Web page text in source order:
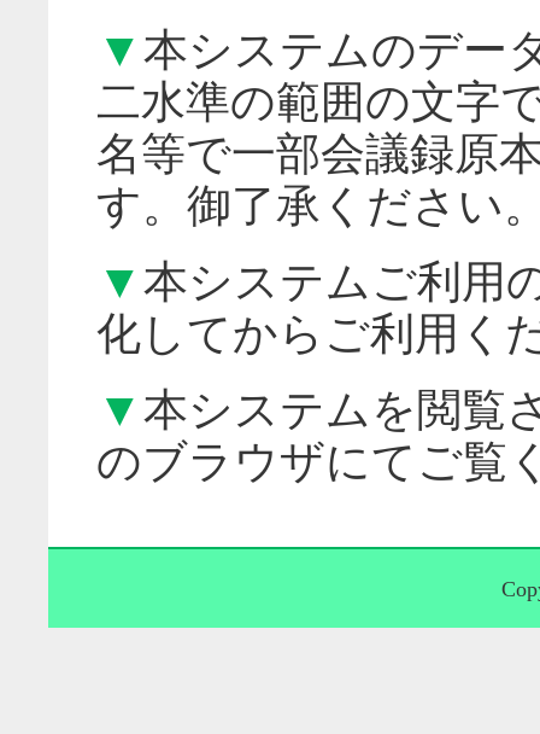
▼本システムのデー
二水準の範囲の文字
名等で一部会議録原
す。御了承ください
▼本システムご利用
化してからご利用く
▼本システムを閲覧
のブラウザにてご覧